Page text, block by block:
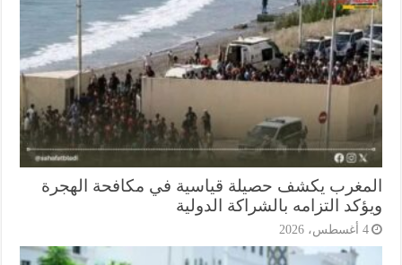
يكشف حصيلة قياسية في مكافحة الهجرة
التزامه بالشراكة الدولية